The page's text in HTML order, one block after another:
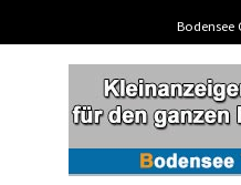
Bodensee